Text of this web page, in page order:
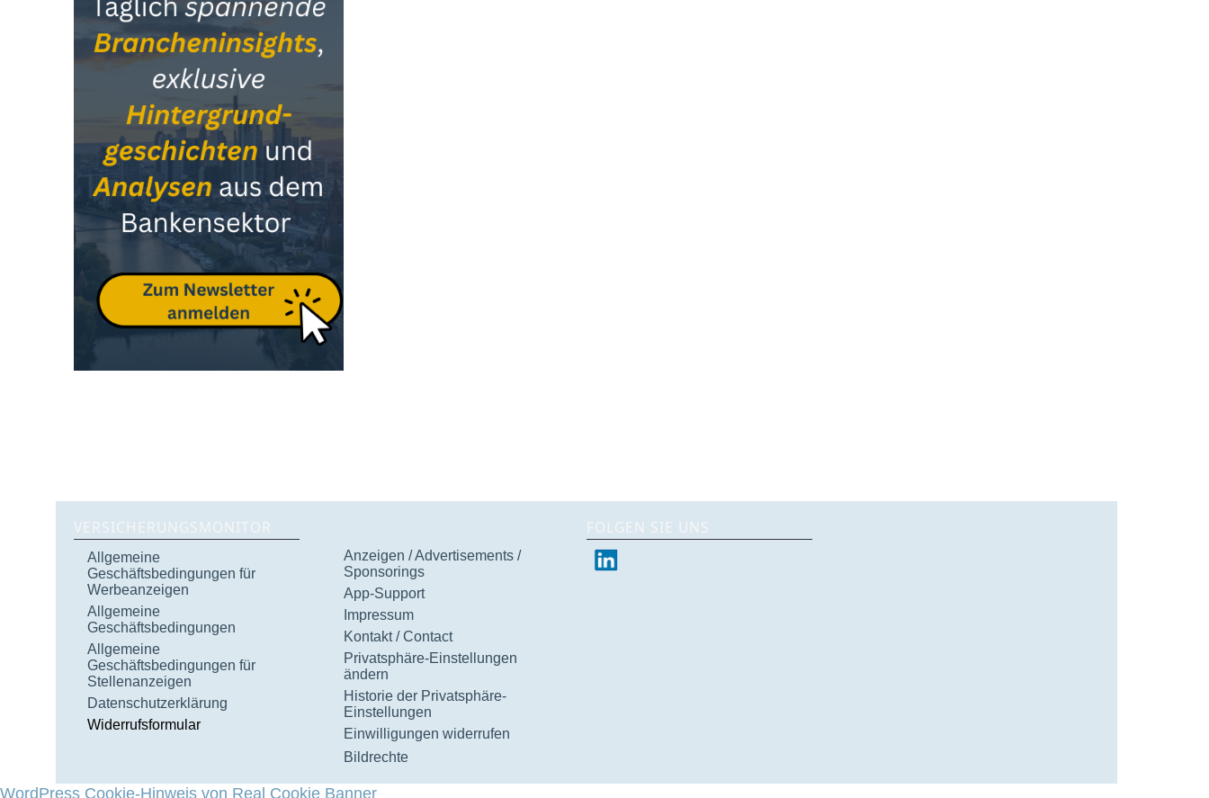
VERSICHERUNGSMONITOR
Allgemeine
Geschäftsbedingungen für
Werbeanzeigen
Allgemeine
Geschäftsbedingungen
Allgemeine
Geschäftsbedingungen für
Stellenanzeigen
Datenschutzerklärung
Widerrufsformular
Anzeigen / Advertisements /
Sponsorings
App-Support
Impressum
Kontakt / Contact
Privatsphäre-Einstellungen
ändern
Historie der Privatsphäre-
Einstellungen
Einwilligungen widerrufen
Bildrechte
FOLGEN SIE UNS
WordPress Cookie-Hinweis von Real Cookie Banner